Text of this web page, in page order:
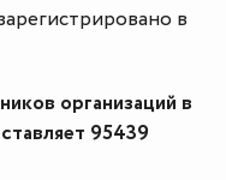
в
организаций в
95439